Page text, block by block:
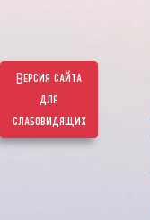
Версия сайта
для
слабовидящих